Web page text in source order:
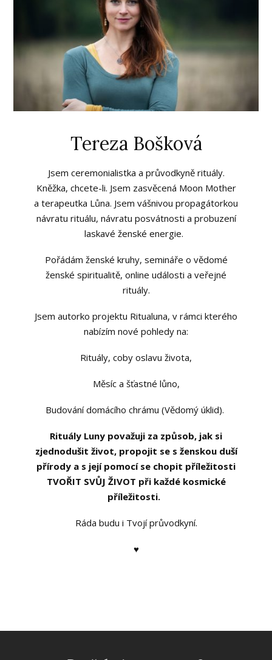
Tereza Bošková
Jsem ceremonialistka a průvodkyně rituály.
Kněžka, chcete-li. Jsem zasvěcená Moon Mother
a terapeutka Lůna. Jsem vášnivou propagátorkou
návratu rituálu, návratu posvátnosti a probuzení
laskavé ženské energie.
Pořádám ženské kruhy, semináře o vědomé
ženské spiritualitě, online události a veřejné
rituály.
Jsem autorko projektu Ritualuna, v rámci kterého
nabízím nové pohledy na:
Rituály, coby oslavu života,
Měsíc a šťastné lůno,
Budování domácího chrámu (Vědomý úklid).
Rituály Luny považuji za způsob, jak si
zjednodušit život, propojit se s ženskou duší
přírody a s její pomocí se chopit příležitosti
TVOŘIT SVŮJ ŽIVOT při každé kosmické
příležitosti.
Ráda budu i Tvojí průvodkyní.
♥